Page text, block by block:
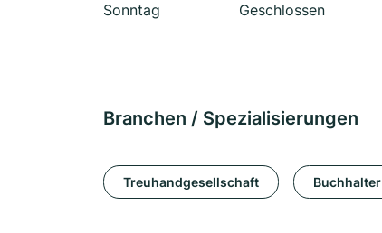
Sonntag
Geschlossen
Branchen / Spezialisierungen
Treuhandgesellschaft Buchhalter